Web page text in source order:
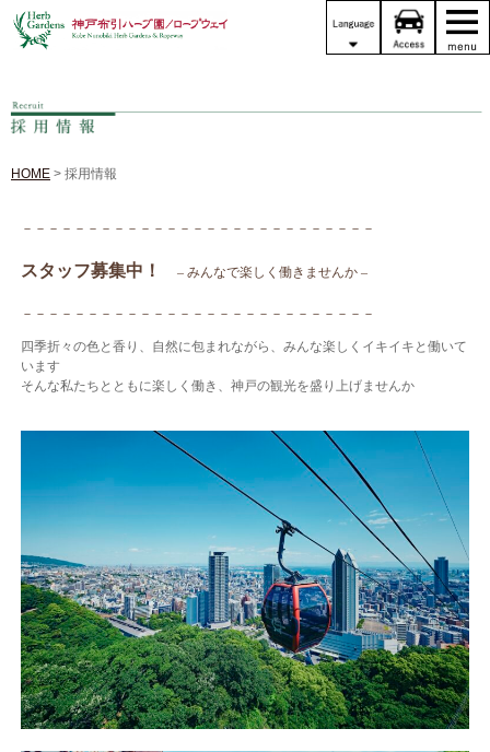
HOME > 採用情報
－－－－－－－－－－－－－－－－－－－－－－－－－－－
スタッフ募集中！ – みんなで楽しく働きませんか –
－－－－－－－－－－－－－－－－ －－－ －－－ －－－－－
四季折々の色と香り、自然に包まれながら、みんな楽しくイキイキと働いて
います
そんな私たちとともに楽しく働き、神戸の観光を盛り上げませんか